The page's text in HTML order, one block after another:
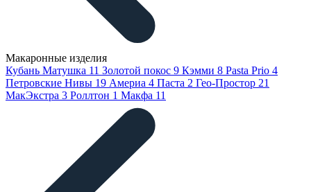
Макаронные изделия
Кубань Матушка 11 Золотой покос 9 Кэмми 8 Pasta Prio 4
Петровские Нивы 19 Америа 4 Паста 2 Гео-Простор 21
МакЭкстра 3 Роллтон 1 Макфа 11